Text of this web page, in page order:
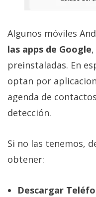
Algunos móviles
las apps de Google
preinstaladas. En
optan por
agenda de
detección.
Si no las tenemos,
obtener:
Descargar